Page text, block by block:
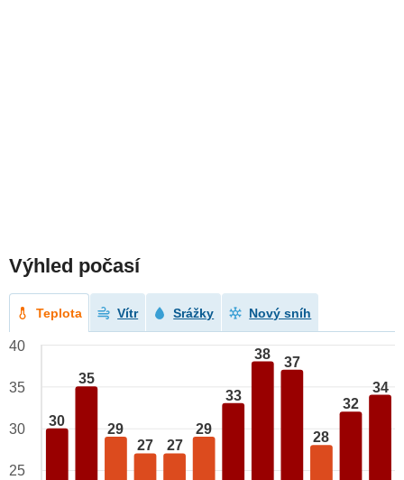
Výhled počasí
Teplota Vítr Srážky Nový sníh
30
35
29
27 27
29
33
38
37
28
32
34
40
35
30
25